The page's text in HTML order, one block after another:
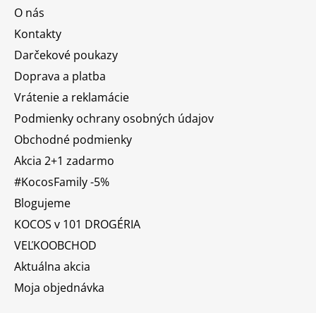
O nás
Kontakty
Darčekové poukazy
Doprava a platba
Vrátenie a reklamácie
Podmienky ochrany osobných údajov
Obchodné podmienky
Akcia 2+1 zadarmo
#KocosFamily -5%
Blogujeme
KOCOS v 101 DROGÉRIA
VEĽKOOBCHOD
Aktuálna akcia
Moja objednávka